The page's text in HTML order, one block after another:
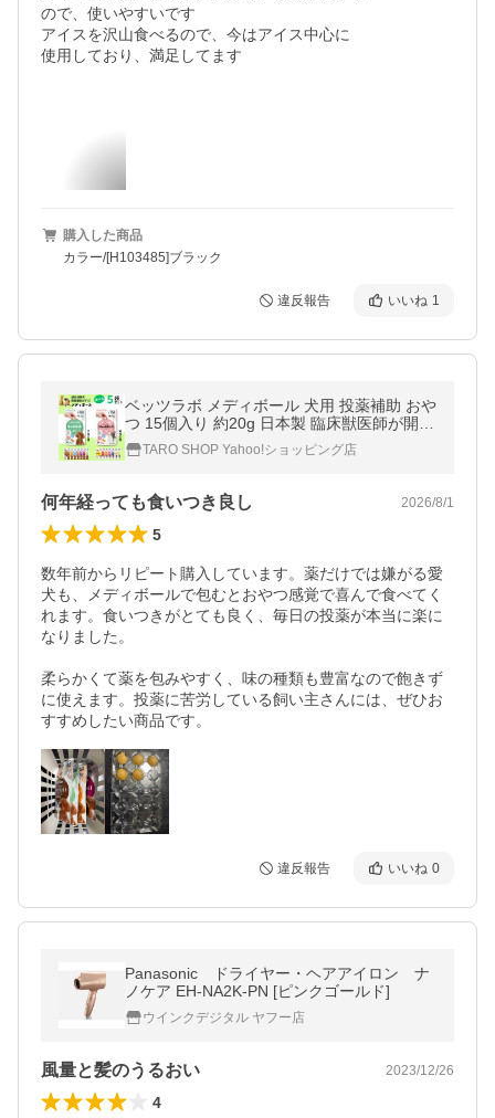
ので、使いやすいです
アイスを沢山食べるので、今はアイス中心に
使用しており、満足してます
購入した商品
カラー/[H103485]ブラック
違反報告 いいね 1
ベッツラボ メディボール 犬用 投薬補助 おや
つ 15個入り 約20g 日本製 臨床獣医師が開発
HJ1乳酸菌配合 ササミ チーズ ビーフ さつま
いも ヤギミルク 犬 薬
TARO SHOP Yahoo!ショッピング店
何年経っても食いつき良し 2026/8/1
5
数年前からリピート購入しています。薬だけでは嫌がる愛
犬も、メディボールで包むとおやつ感覚で喜んで食べてく
れます。食いつきがとても良く、毎日の投薬が本当に楽に
なりました。
柔らかくて薬を包みやすく、味の種類も豊富なので飽きず
に使えます。投薬に苦労している飼い主さんには、ぜひお
すすめしたい商品です。
違反報告 いいね 0
Panasonic ドライヤー・ヘアアイロン ナ
ノケア EH-NA2K-PN [ピンクゴールド]
ウインクデジタル ヤフー店
風量と髪のうるおい 2023/12/26
4